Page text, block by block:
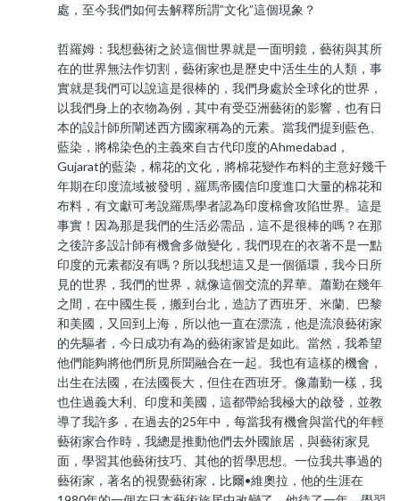
處，至今我們如何去解釋所謂”文化”這個現象？
哲羅姆：我想藝術之於這個世界就是一面明鏡，藝術與其所
在的世界無法作切割，藝術家也是歷史中活生生的人類，事
實就是我們可以說這是很棒的，我們身處於全球化的世界，
以我們身上的衣物為例，其中有受亞洲藝術的影響，也有日
本的設計師所闡述西方國家稱為的元素。當我們提到藍色、
藍染，將棉染色的主義來自古代印度的Ahmedabad，
Gujarat的藍染，棉花的文化，將棉花變作布料的主意好幾千
年期在印度流域被發明，羅馬帝國信印度進口大量的棉花和
布料，有文獻可考說羅馬學者認為印度棉會攻陷世界。這是
事實！因為那是我們的生活必需品，這不是很棒的嗎？在那
之後許多設計師有機會多做變化，我們現在的衣著不是一點
印度的元素都沒有嗎？所以我想這又是一個循環，我今日所
見的世界，我們的世界，就像這個交流的昇華。蕭勤在幾年
之間，在中國生長，搬到台北，造訪了西班牙、米蘭、巴黎
和美國，又回到上海，所以他一直在漂流，他是流浪藝術家
的先驅者，今日成功有為的藝術家皆是如此。當然，我希望
他們能夠將他們所見所聞融合在一起。我也有這樣的機會，
出生在法國，在法國長大，但住在西班牙。像蕭勤一樣，我
也住過義大利、印度和美國，這都帶給我極大的啟發，並教
導了我許多，在過去的25年中，每當我有機會與當代的年輕
藝術家合作時，我總是推動他們去外國旅居，與藝術家見
面，學習其他藝術技巧、其他的哲學思想。一位我共事過的
藝術家，著名的視覺藝術家，比爾•維奧拉，他的生涯在